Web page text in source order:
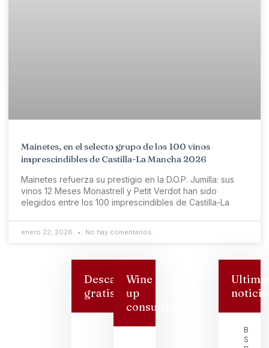
Mainetes, en el selecto grupo de los 100 vinos
imprescindibles de Castilla-La Mancha 2026
Mainetes refuerza su prestigio en la D.O.P. Jumilla: sus
vinos 12 Meses Monastrell y Petit Verdot han sido
elegidos entre los 100 imprescindibles de Castilla-La
enero 22, 2026 No hay comentarios
Descarga
gratis
Wine
up
consulting
San